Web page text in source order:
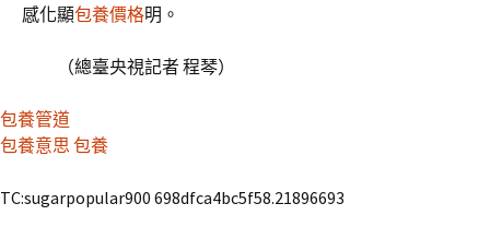
感化顯包養價格明。
（總臺央視記者 程琴）
包養管道
包養意思 包養
TC:sugarpopular900 698dfca4bc5f58.21896693